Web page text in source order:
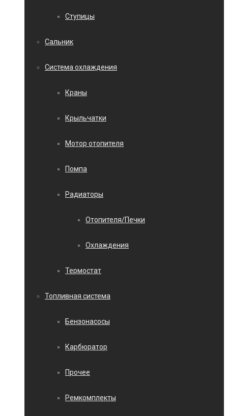
Ступицы
Сальник
Система охлаждения
Краны
Крыльчатки
Мотор отопителя
Помпа
Радиаторы
Отопителя/Печки
Охлаждения
Термостат
Топливная система
Бензонасосы
Карбюратор
Прочее
Ремкомплекты